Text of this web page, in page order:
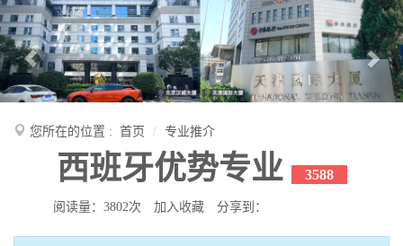
Previous
您所在的位置 : 首页 专业推介
西班牙优势专业 3588
阅读量：3802次 加入收藏 分享到：